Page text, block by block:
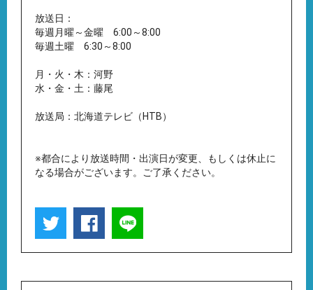
放送日：
毎週月曜～金曜 6:00～8:00
毎週土曜 6:30～8:00
月・火・木：河野
水・金・土：藤尾
放送局：北海道テレビ（HTB）
※都合により放送時間・出演日が変更、もしくは休止に
なる場合がございます。ご了承ください。